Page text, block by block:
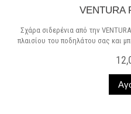
VENTURA
Σχάρα σιδερένια από την
πλαισίου του ποδηλάτου σας και